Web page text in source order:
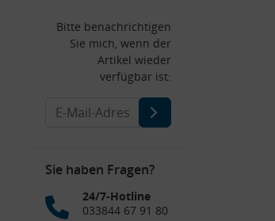
Bitte benachrichtigen
Sie mich, wenn der
Artikel wieder
verfügbar ist:
Sie haben Fragen?
24/7-Hotline
033844 67 91 80